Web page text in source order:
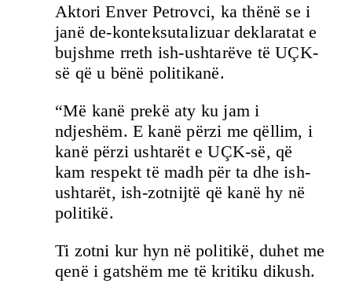
Aktori Enver Petrovci, ka thënë se i
janë de-konteksutalizuar deklaratat e
bujshme rreth ish-ushtarëve të UÇK-
së që u bënë politikanë.
“Më kanë prekë aty ku jam i
ndjeshëm. E kanë përzi me qëllim, i
kanë përzi ushtarët e UÇK-së, që
kam respekt të madh për ta dhe ish-
ushtarët, ish-zotnijtë që kanë hy në
politikë.
Ti zotni kur hyn në politikë, duhet me
qenë i gatshëm me të kritiku dikush.